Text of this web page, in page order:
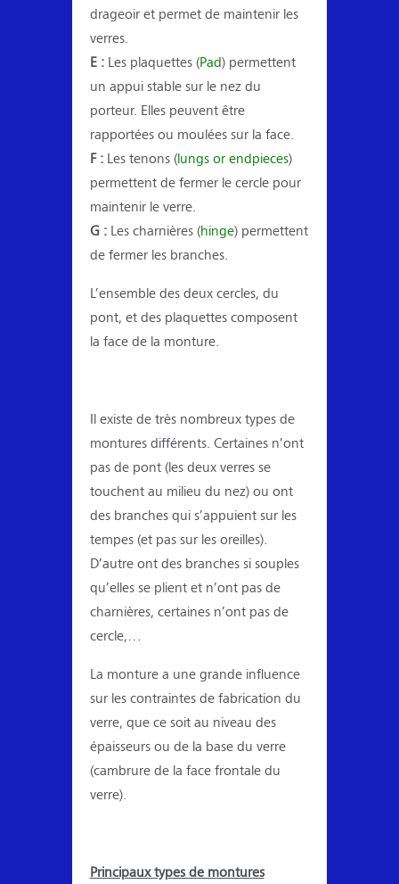
drageoir et permet de maintenir les
verres.
E :Les plaquettes (Pad) permettent
un appui stable sur le nez du
porteur. Elles peuvent être
rapportées ou moulées sur la face.
F :Les tenons (lungs or endpieces)
permettent de fermer le cercle pour
maintenir le verre.
G :Les charnières (hinge) permettent
de fermer les branches.
L’ensemble des deux cercles, du
pont, et des plaquettes composent
la face de la monture.
Il existe de très nombreux types de
montures différents. Certaines n’ont
pas de pont (les deux verres se
touchent au milieu du nez) ou ont
des branches qui s’appuient sur les
tempes (et pas sur les oreilles).
D’autre ont des branches si souples
qu’elles se plient et n’ont pas de
charnières, certaines n’ont pas de
cercle,…
La monture a une grande influence
sur les contraintes de fabrication du
verre, que ce soit au niveau des
épaisseurs ou de la base du verre
(cambrure de la face frontale du
verre).
Principaux types de montures